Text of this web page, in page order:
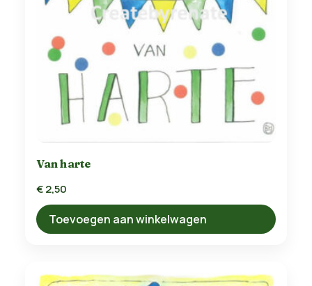
Van harte
€2,50
Toevoegen aan winkelwagen